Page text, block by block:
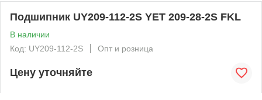
Подшипник UY209-112-2S YET 209-28-2S FKL
В наличии
Код: UY209-112-2S
Опт и розница
Цену уточняйте